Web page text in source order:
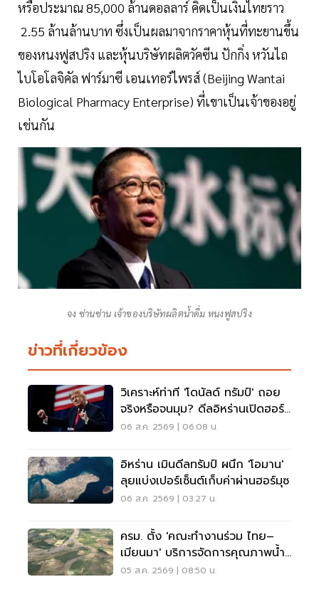
หรือประมาณ 85,000 ล้านดอลลาร์ คิดเป็นเงินไทยราว
2.55 ล้านล้านบาท ซึ่งเป็นผลมาจากราคาหุ้นที่ทะยานขึ้น
ของหนงฟูสปริง และหุ้นบริษัทผลิตวัคซีน ปักกิ่ง หวันไถ
ไบโอโลจิคัล ฟาร์มาซี เอนเทอร์ไพรส์ (Beijing Wantai
Biological Pharmacy Enterprise) ที่เขาเป็นเจ้าของอยู่
เช่นกัน
จง ซ่านซ่าน เจ้าของบริษัทผลิตน้ำดื่ม หนงฟูสปริง
ข่าวที่เกี่ยวข้อง
วิเคราะห์ท่าที 'โดนัลด์ ทรัมป์' ถอย
จริงหรือจนมุม? ดีลอิหร่านเปิดฮอร์
มุซ
06 ส.ค. 2569 | 06:08 น.
อิหร่าน เมินดีลทรัมป์ ผนึก 'โอมาน'
ลุยแบ่งเปอร์เซ็นต์เก็บค่าผ่านฮอร์มุซ
06 ส.ค. 2569 | 03:27 น.
ครม. ตั้ง 'คณะทำงานร่วม ไทย–
เมียนมา' บริการจัดการคุณภาพน้ำ
ข้ามแดน
05 ส.ค. 2569 | 08:50 น.